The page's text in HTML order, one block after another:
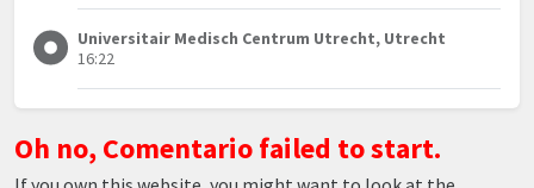
Universitair Medisch Centrum Utrecht, Utrecht
16:22
Oh no, Comentario failed to start.